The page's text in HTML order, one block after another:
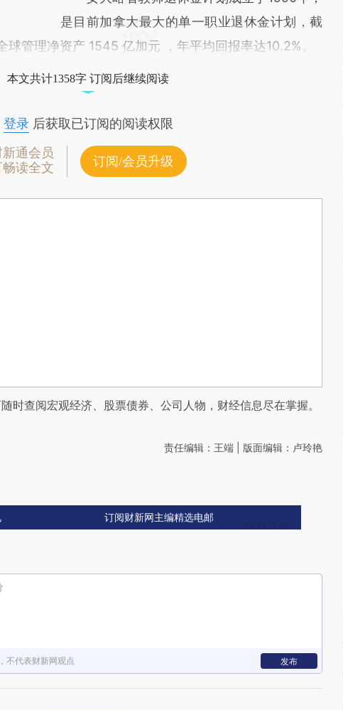
是目前加拿大最大的单一职业退休金计划，截
球管理净资产 1545 亿加元 ，年平均回报率达10.2%。
本文共计1358字 订阅后继续阅读
登录后获取已订阅的阅读权限
新通会员
畅读全文
订阅/会员升级
随时查阅宏观经济、股票债券、公司人物，财经信息尽在掌握。
责任编辑：王端 | 版面编辑：卢玲艳
订阅财新网主编精选电邮
不代表财新网观点 发布